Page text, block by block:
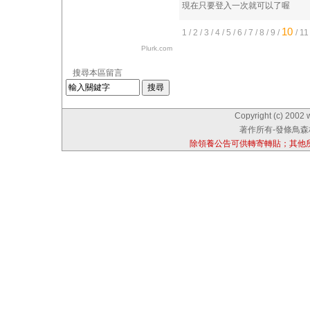
Plurk.com
搜尋本區留言
現在只要登入一次就可以了喔
1 / 2 / 3 / 4 / 5 / 6 / 7 / 8 / 9 / 10 / 11
Copyright (c) 2002
著作所有-發條鳥
除領養公告可供轉寄轉貼；其